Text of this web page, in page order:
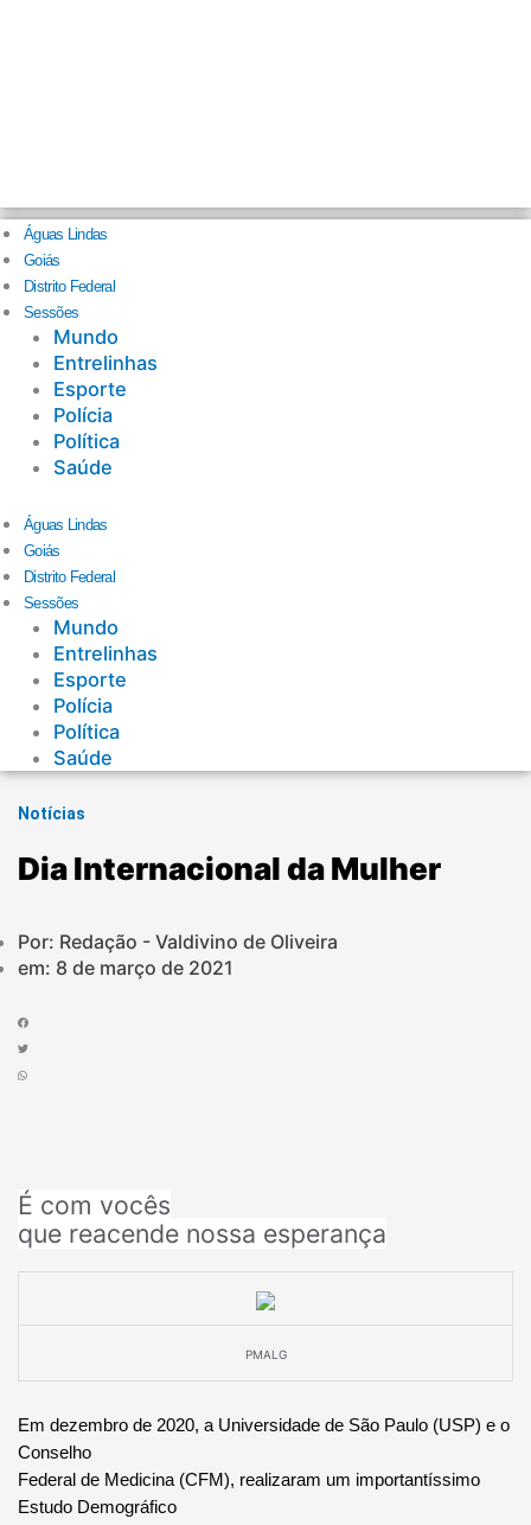
Águas Lindas
Goiás
Distrito Federal
Sessões
Mundo
Entrelinhas
Esporte
Polícia
Política
Saúde
Águas Lindas
Goiás
Distrito Federal
Sessões
Mundo
Entrelinhas
Esporte
Polícia
Política
Saúde
Notícias
Dia Internacional da Mulher
Por: Redação - Valdivino de Oliveira
em: 8 de março de 2021
É com vocês
que reacende nossa esperança
PMALG
Em dezembro de 2020, a Universidade de São Paulo (USP) e o
Conselho
Federal de Medicina (CFM), realizaram um importantíssimo
Estudo Demográfico